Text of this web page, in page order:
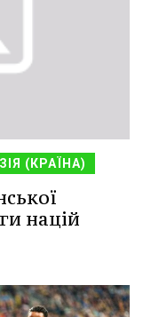
(КРАЇНА)
націй